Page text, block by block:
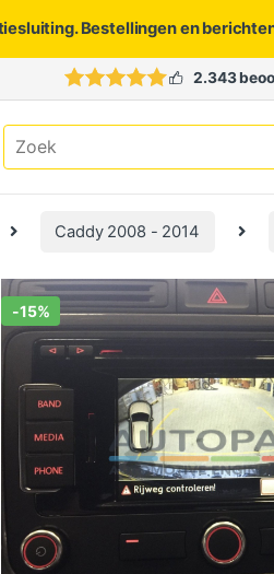
Bestellingen en
2.343
Search for:
Caddy 2008 - 2014
-15%